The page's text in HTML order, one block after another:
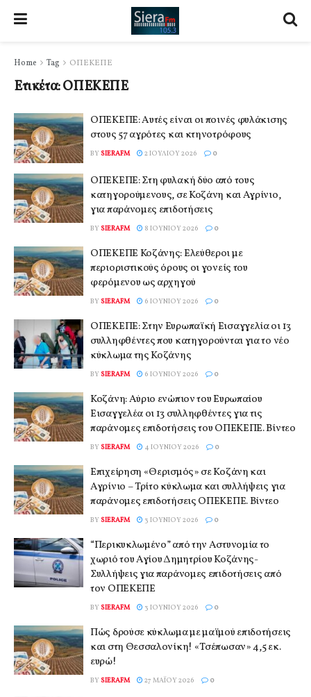
Home Tag ΟΠΕΚΕΠΕ
Ετικέτα:ΟΠΕΚΕΠΕ
ΟΠΕΚΕΠΕ: Αυτές είναι οι ποινές φυλάκισης
στους 57 αγρότες και κτηνοτρόφους
BY SIERAFM 2 ΙΟΥΛΊΟΥ 2026 0
ΟΠΕΚΕΠΕ: Στη φυλακή δύο από τους
κατηγορούμενους, σε Κοζάνη και Αγρίνιο,
για παράνομες επιδοτήσεις
BY SIERAFM 8 ΙΟΥΝΊΟΥ 2026 0
ΟΠΕΚΕΠΕ Κοζάνης: Ελεύθεροι με
περιοριστικούς όρους οι γονείς του
φερόμενου ως αρχηγού
BY SIERAFM 6 ΙΟΥΝΊΟΥ 2026 0
ΟΠΕΚΕΠΕ: Στην Ευρωπαϊκή Εισαγγελία οι 13
συλληφθέντες που κατηγορούνται για το νέο
κύκλωμα της Κοζάνης
BY SIERAFM 6 ΙΟΥΝΊΟΥ 2026 0
Κοζάνη: Αύριο ενώπιον του Ευρωπαίου
Εισαγγελέα οι 13 συλληφθέντες για τις
παράνομες επιδοτήσεις του ΟΠΕΚΕΠΕ. Βίντεο
BY SIERAFM 4 ΙΟΥΝΊΟΥ 2026 0
Επιχείρηση «Θερισμός» σε Κοζάνη και
Αγρίνιο – Τρίτο κύκλωμα και συλλήψεις για
παράνομες επιδοτήσεις ΟΠΕΚΕΠΕ. Βίντεο
BY SIERAFM 3 ΙΟΥΝΊΟΥ 2026 0
“Περικυκλωμένο” από την Αστυνομία το
χωριό του Αγίου Δημητρίου Κοζάνης-
Συλλήψεις για παράνομες επιδοτήσεις από
τον ΟΠΕΚΕΠΕ
BY SIERAFM 3 ΙΟΥΝΊΟΥ 2026 0
Πώς δρούσε κύκλωμα με μαϊμού επιδοτήσεις
και στη Θεσσαλονίκη! «Τσέπωσαν» 4,5 εκ.
ευρώ!
BY SIERAFM 27 ΜΑΪ́ΟΥ 2026 0